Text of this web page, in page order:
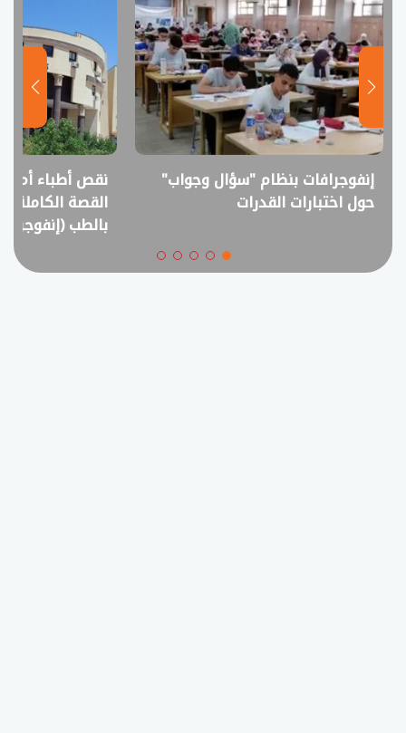
إنفوجرافات بنظام "سؤال وجواب"
حول اختبارات القدرات
نقص أطباء أم
القصة الكاملة
بالطب